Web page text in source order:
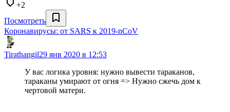
+2
Посмотреть
Коронавирусы: от SARS к 2019-nCoV
Tirathangil29 янв 2020 в 12:53
У вас логика уровня: нужно вывести тараканов,
тараканы умирают от огня => Нужно сжечь дом к
чертовой матери.